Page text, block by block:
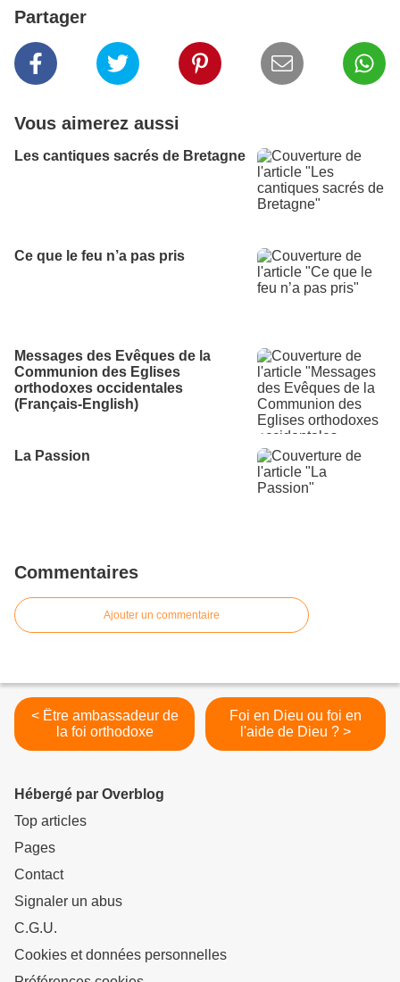
Partager
Vous aimerez aussi
Les cantiques sacrés de Bretagne
Ce que le feu n’a pas pris
Messages des Evêques de la
Communion des Eglises
orthodoxes occidentales
(Français-English)
La Passion
Commentaires
Ajouter un commentaire
< Être ambassadeur de
la foi orthodoxe
Foi en Dieu ou foi en
l'aide de Dieu ? >
Hébergé par Overblog
Top articles
Pages
Contact
Signaler un abus
C.G.U.
Cookies et données personnelles